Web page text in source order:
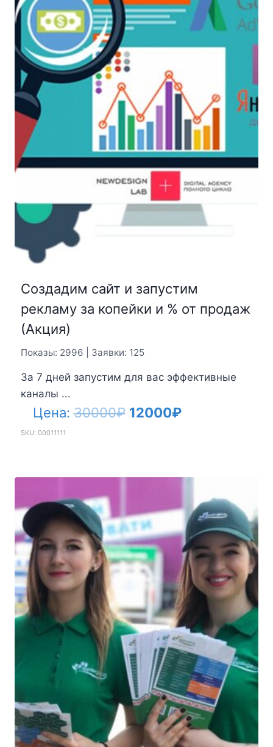
Создадим сайт и запустим
рекламу за копейки и % от продаж
(Акция)
Показы: 2996 | Заявки: 125
За 7 дней запустим для вас эффективные
каналы ...
Цена:30000₽ Первоначальная
30000₽.
12000₽Текущая
SKU: 00011111